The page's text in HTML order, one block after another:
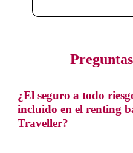
¿El seguro a todo
incluido en el renting
Traveller?